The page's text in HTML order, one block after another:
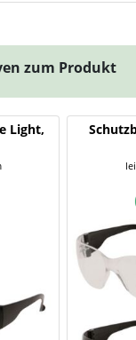
zum Produkt
Light,